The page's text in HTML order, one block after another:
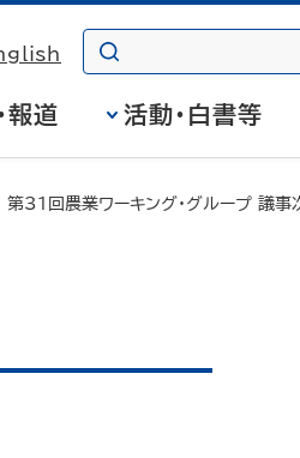
報道 活動・白書等
第31回農業ワーキング・グループ 議事